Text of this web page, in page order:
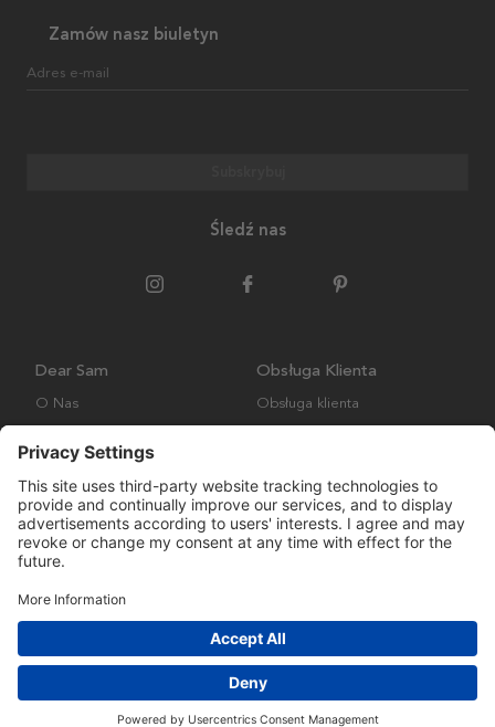
Zamów nasz biuletyn
Adres e-mail
Śledź nas
Dear Sam
O Nas
Obsługa Klienta
Obsługa klienta
Wysyłka i Dostawa